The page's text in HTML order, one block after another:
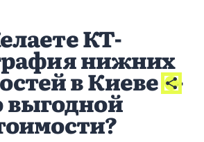
зоб (Базедова болезнь)
КТ-
нижних
в Киеве -
выгодной